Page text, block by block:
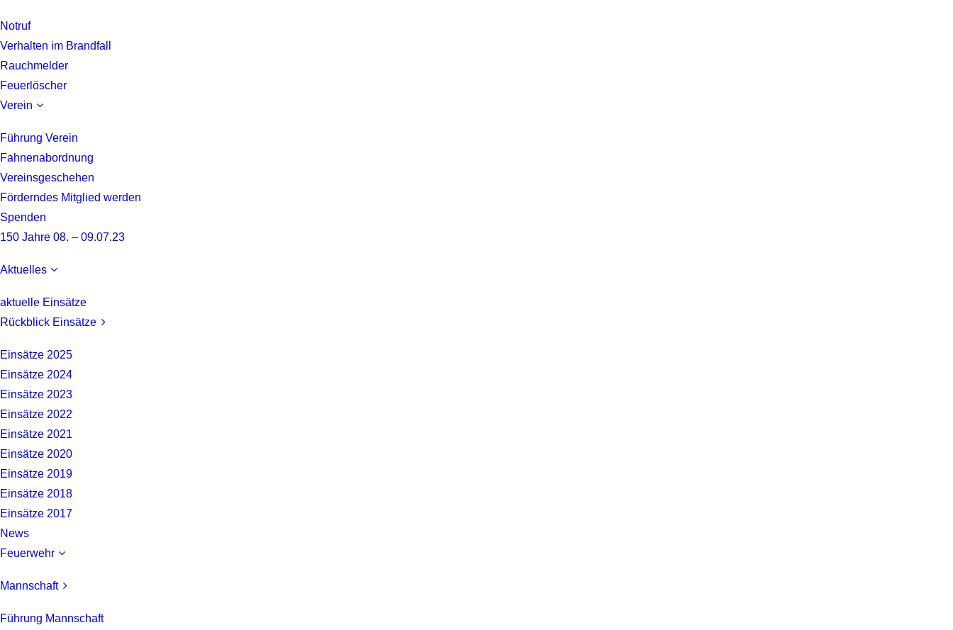
Notruf
Verhalten im Brandfall
Rauchmelder
Feuerlöscher
Verein
Führung Verein
Fahnenabordnung
Vereinsgeschehen
Förderndes Mitglied werden
Spenden
150 Jahre 08. – 09.07.23
Aktuelles
aktuelle Einsätze
Rückblick Einsätze
Einsätze 2025
Einsätze 2024
Einsätze 2023
Einsätze 2022
Einsätze 2021
Einsätze 2020
Einsätze 2019
Einsätze 2018
Einsätze 2017
News
Feuerwehr
Mannschaft
Führung Mannschaft